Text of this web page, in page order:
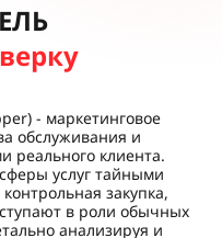
- маркетинговое
обслуживания и
реального клиента.
услуг тайными
закупка,
в роли обычных
анализируя и